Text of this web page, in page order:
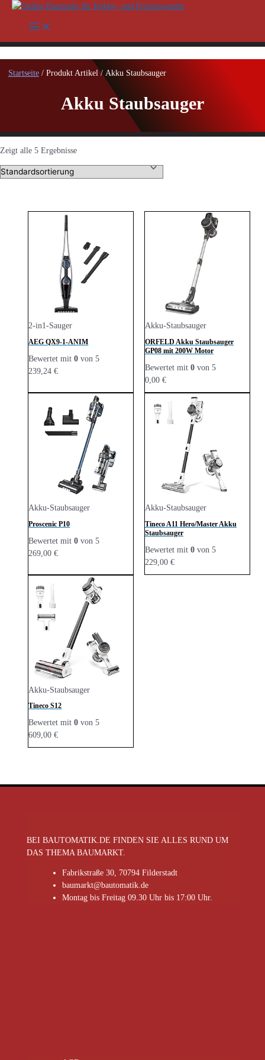
Zum
Main
Menu
Startseite/ Produkt Artikel / Akku Staubsauger
Akku Staubsauger
Zeigt alle 5 Ergebnisse
2-in1-Sauger
AEG QX9-1-ANIM
Bewertet mit0 von 5
239,24€
Akku-Staubsauger
ORFELD Akku Staubsauger
GP08 mit 200W Motor
Bewertet mit 0 von 5
0,00 €
Akku-Staubsauger
Proscenic P10
Bewertet mit0 von 5
269,00€
Akku-Staubsauger
Tineco A11 Hero/Master Akku
Staubsauger
Bewertet mit 0 von 5
229,00 €
Akku-Staubsauger
Tineco S12
Bewertet mit0 von 5
609,00€
BEI BAUTOMATIK.DE FINDEN SIE ALLES RUND UM
DAS THEMA BAUMARKT.
Fabrikstraße 30, 70794 Filderstadt
baumarkt@bautomatik.de
Montag bis Freitag 09.30 Uhr bis 17:00 Uhr.